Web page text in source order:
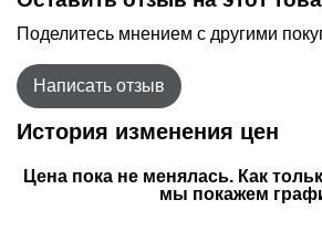
Поделитесь мнением с другими
Написать отзыв
История изменения цен
Цена пока не менялась. Как
мы покажем